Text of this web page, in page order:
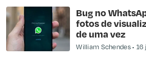
Bug no
fotos de
de uma vez
William Schendes 16